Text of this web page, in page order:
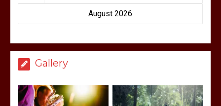
August 2026
Gallery